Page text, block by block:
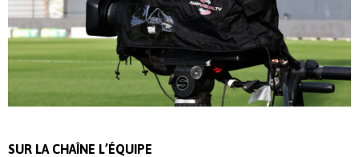
SUR LA CHAÎNE L’ÉQUIPE